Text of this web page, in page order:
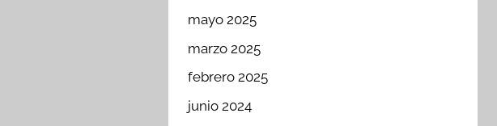
mayo 2025
marzo 2025
febrero 2025
junio 2024